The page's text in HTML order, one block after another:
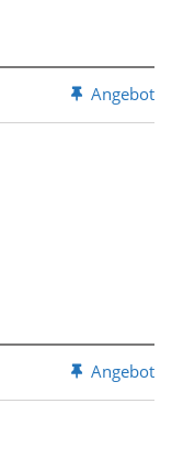
Angebot
Angebot